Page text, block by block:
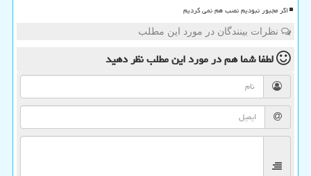
اگر مجبور نبودیم نصب هم نمی کردیم
نظرات بینندگان در مورد این مطلب
لطفا شما همدر مورد این مطلبنظر دهید